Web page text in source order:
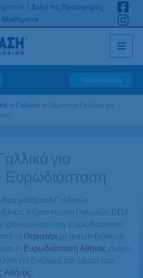
Δείτε τις Προσφορές
Μαθήματα
Testimonials
»Γαλλικά » Περιστέρι Γαλλικά για
για
Ευρωδιάσταση
μαθήματα Γαλλικών
πήραν πτυχία Γαλλικών DELF
χρόνο ρεκόρ στην Ευρωδιάσταση
το Περιστέρι με metro (κόκκινη
Η Ευρωδιάσταση Αθήνας είναι η
για Ενήλικες εάν μένετε στα
Αθήνας.